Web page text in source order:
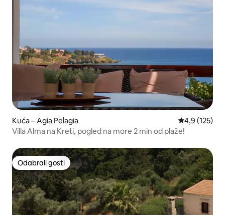
Kuća – Agia Pelagia Prosječna
4,9 (125)
Villa Alma na Kreti, pogled na more 2 min od plaže!
Odabrali gosti
Odabrali gosti